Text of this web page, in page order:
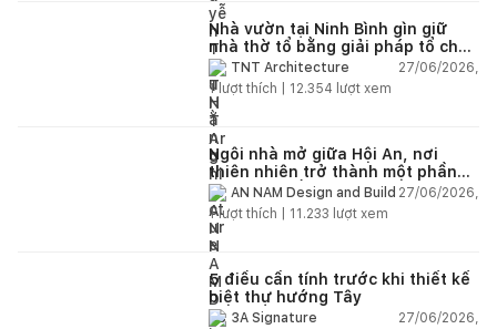
Nhà vườn tại Ninh Bình gìn giữ
nhà thờ tổ bằng giải pháp tổ chức
lại không gian
TNT Architecture
27/06/2026,
1lượt thích | 12.354 lượt xem
Ngôi nhà mở giữa Hội An, nơi
thiên nhiên trở thành một phần
của cuộc sống
AN NAM Design and Build 27/06/2026,
1lượt thích | 11.233 lượt xem
5 điều cần tính trước khi thiết kế
biệt thự hướng Tây
3A Signature
27/06/2026,